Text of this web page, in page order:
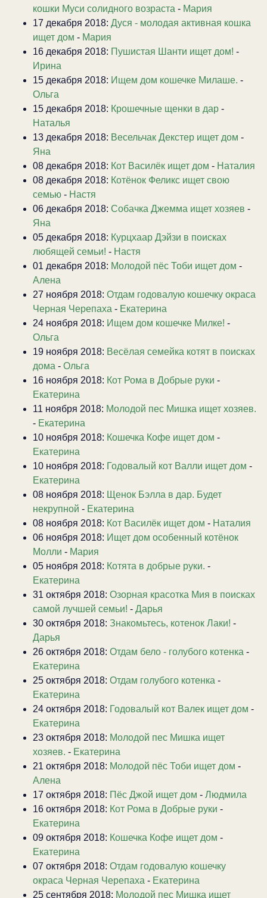
кошки Муси солидного возраста - Мария
17 декабря 2018: Дуся - молодая активная кошка
ищет дом - Мария
16 декабря 2018: Пушистая Шанти ищет дом! -
Ирина
15 декабря 2018: Ищем дом кошечке Милаше. -
Ольга
15 декабря 2018: Крошечные щенки в дар -
Наталья
13 декабря 2018: Весельчак Декстер ищет дом -
Яна
08 декабря 2018: Кот Василёк ищет дом - Наталия
08 декабря 2018: Котёнок Феликс ищет свою
семью - Настя
06 декабря 2018: Собачка Джемма ищет хозяев -
Яна
05 декабря 2018: Курцхаар Дэйзи в поисках
любящей семьи! - Настя
01 декабря 2018: Молодой пёс Тоби ищет дом -
Алена
27 ноября 2018: Отдам годовалую кошечку окраса
Черная Черепаха - Екатерина
24 ноября 2018: Ищем дом кошечке Милке! -
Ольга
19 ноября 2018: Весёлая семейка котят в поисках
дома - Ольга
16 ноября 2018: Кот Рома в Добрые руки -
Екатерина
11 ноября 2018: Молодой пес Мишка ищет хозяев.
- Екатерина
10 ноября 2018: Кошечка Кофе ищет дом -
Екатерина
10 ноября 2018: Годовалый кот Валли ищет дом -
Екатерина
08 ноября 2018: Щенок Бэлла в дар. Будет
некрупной - Екатерина
08 ноября 2018: Кот Василёк ищет дом - Наталия
06 ноября 2018: Ищет дом особенный котёнок
Молли - Мария
05 ноября 2018: Котята в добрые руки. -
Екатерина
31 октября 2018: Озорная красотка Мия в поисках
самой лучшей семьи! - Дарья
30 октября 2018: Знакомьтесь, котенок Лаки! -
Дарья
26 октября 2018: Отдам бело - голубого котенка -
Екатерина
25 октября 2018: Отдам голубого котенка -
Екатерина
24 октября 2018: Годовалый кот Валек ищет дом -
Екатерина
23 октября 2018: Молодой пес Мишка ищет
хозяев. - Екатерина
21 октября 2018: Молодой пёс Тоби ищет дом -
Алена
17 октября 2018: Пёс Джой ищет дом - Людмила
16 октября 2018: Кот Рома в Добрые руки -
Екатерина
09 октября 2018: Кошечка Кофе ищет дом -
Екатерина
07 октября 2018: Отдам годовалую кошечку
окраса Черная Черепаха - Екатерина
25 сентября 2018: Молодой пес Мишка ищет